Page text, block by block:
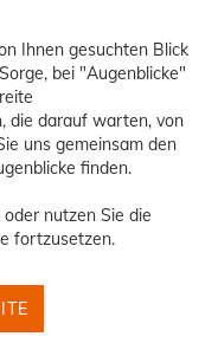
Ihnen gesuchten Blick
bei "Augenblicke"
die darauf warten, von
uns gemeinsam den
finden.
nutzen Sie die
fortzusetzen.